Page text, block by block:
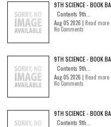
9TH SCIENCE - BOOK
Contents 9th...
Aug 05 2026 | Read more
No Comments
9TH SCIENCE - BOOK
Contents 9th...
Aug 05 2026 | Read more
No Comments
9TH SCIENCE - BOOK
Contents 9th...